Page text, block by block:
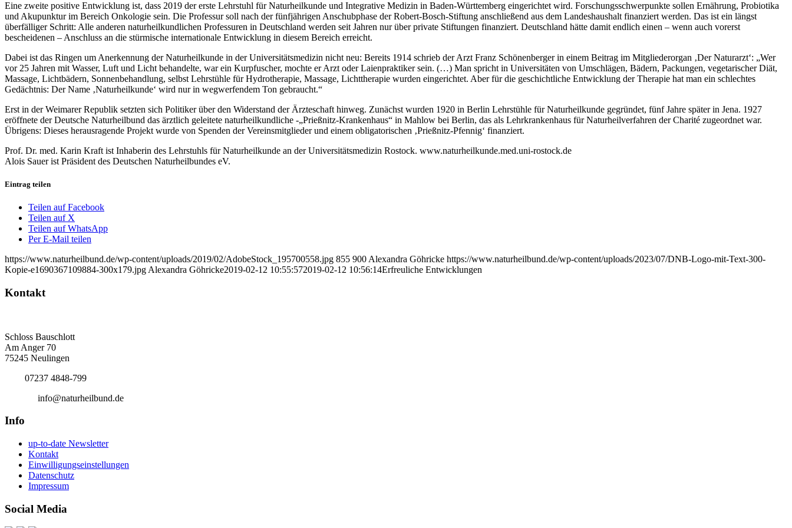
Eine zweite positive Entwicklung ist, dass 2019 der erste Lehrstuhl für Naturheilkunde und Integrative Medizin in Baden-Württemberg eingerichtet wird. Forschungsschwerpunkte sollen Ernährung, Probiotika
und Akupunktur im Bereich Onkologie sein. Die Professur soll nach der fünfjährigen Anschubphase der Robert-Bosch-Stiftung anschließend aus dem Landeshaushalt finanziert werden. Das ist ein längst
überfälliger Schritt: Alle anderen naturheilkundlichen Professuren in Deutschland werden seit Jahren nur über private Stiftungen finanziert. Deutschland hätte damit endlich einen – wenn auch vorerst
bescheidenen – Anschluss an die stürmische internationale Entwicklung in diesem Bereich erreicht.
Dabei ist das Ringen um Anerkennung der Naturheilkunde in der Universitätsmedizin nicht neu: Bereits 1914 schrieb der Arzt Franz Schönenberger in einem Beitrag im Mitgliederorgan ‚Der Naturarzt‘: „Wer
vor 25 Jahren mit Wasser, Luft und Licht behandelte, war ein Kurpfuscher, mochte er Arzt oder Laienpraktiker sein. (…) Man spricht in Universitäten von Umschlägen, Bädern, Packungen, vegetarischer Diät,
Massage, Lichtbädern, Sonnenbehandlung, selbst Lehrstühle für Hydrotherapie, Massage, Lichttherapie wurden eingerichtet. Aber für die geschichtliche Entwicklung der Therapie hat man ein schlechtes
Gedächtnis: Der Name ‚Naturheilkunde‘ wird nur in wegwerfendem Ton gebraucht.“
Erst in der Weimarer Republik setzten sich Politiker über den Widerstand der Ärzteschaft hinweg. Zunächst wurden 1920 in Berlin Lehrstühle für Naturheilkunde gegründet, fünf Jahre später in Jena. 1927
eröffnete der Deutsche Naturheilbund das ärztlich geleitete naturheilkundliche -„Prießnitz-Krankenhaus“ in Mahlow bei Berlin, das als Lehrkrankenhaus für Naturheilverfahren der Charité zugeordnet war.
Übrigens: Dieses herausragende Projekt wurde von Spenden der Vereinsmitglieder und einem obligatorischen ‚Prießnitz-Pfennig‘ finanziert.
Prof. Dr. med. Karin Kraft ist Inhaberin des Lehrstuhls für Naturheilkunde an der Universitätsmedizin Rostock. www.naturheilkunde.med.uni-rostock.de
Alois Sauer ist Präsident des Deutschen Naturheilbundes eV.
Eintrag teilen
Teilen auf Facebook
Teilen auf X
Teilen auf WhatsApp
Per E-Mail teilen
https://www.naturheilbund.de/wp-content/uploads/2019/02/AdobeStock_195700558.jpg 855 900 Alexandra Göhricke https://www.naturheilbund.de/wp-content/uploads/2023/07/DNB-Logo-mit-Text-300-
Kopie-e1690367109884-300x179.jpg Alexandra Göhricke2019-02-12 10:55:572019-02-12 10:56:14Erfreuliche Entwicklungen
Kontakt
Schloss Bauschlott
Am Anger 70
75245 Neulingen
07237 4848-799
info@naturheilbund.de
Info
up-to-date Newsletter
Kontakt
Einwilligungseinstellungen
Datenschutz
Impressum
Social Media